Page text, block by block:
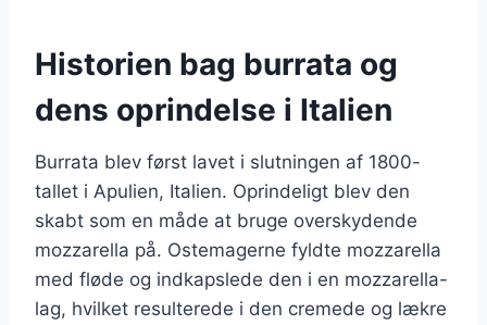
Historien bag burrata og
dens oprindelse i Italien
Burrata blev først lavet i slutningen af 1800-
tallet i Apulien, Italien. Oprindeligt blev den
skabt som en måde at bruge overskydende
mozzarella på. Ostemagerne fyldte mozzarella
med fløde og indkapslede den i en mozzarella-
lag, hvilket resulterede i den cremede og lækre